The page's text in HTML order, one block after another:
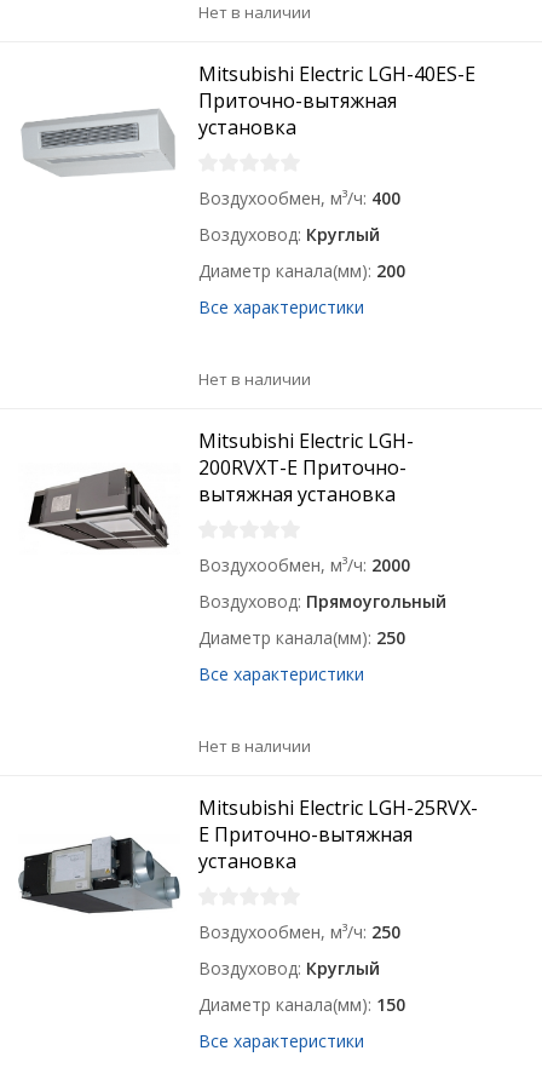
Нет в наличии
Mitsubishi Electric LGH-40ES-E
Приточно-вытяжная
установка
Воздухообмен, м³/ч 400
Воздуховод Круглый
Диаметр канала(мм) 200
Все характеристики
Нет в наличии
Mitsubishi Electric LGH-
200RVXT-E Приточно-
вытяжная установка
Воздухообмен, м³/ч 2000
Воздуховод Прямоугольный
Диаметр канала(мм) 250
Все характеристики
Нет в наличии
Mitsubishi Electric LGH-25RVX-
E Приточно-вытяжная
установка
Воздухообмен, м³/ч 250
Воздуховод Круглый
Диаметр канала(мм) 150
Все характеристики